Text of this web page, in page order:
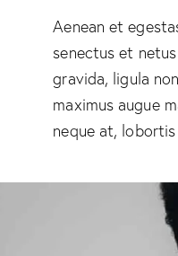
Aenean et
senectus et
gravida, ligula
maximus augue
neque at,